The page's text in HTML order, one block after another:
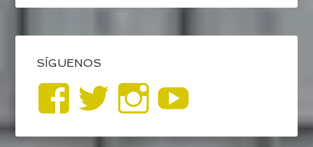
SÍGUENOS
Ver
perfil
Ver
perfil
Ver
perfil